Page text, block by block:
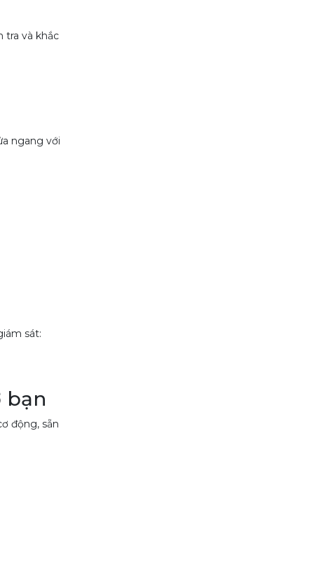
tra và khắc
ngang với
sát:
bạn
động, sẵn